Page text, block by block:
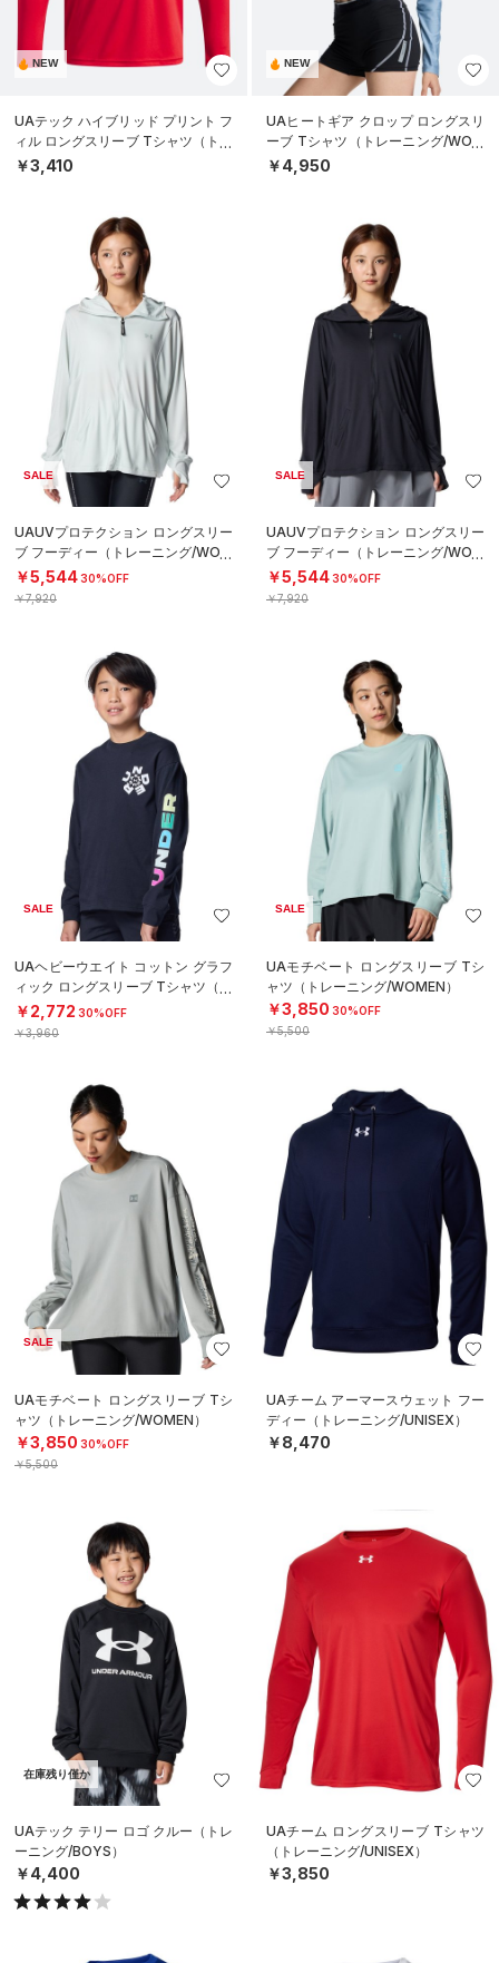
NEW
UAテック ハイブリッド プリント フ
ィル ロングスリーブ Tシャツ（トレ
ーニング/BOYS）
￥3,410
NEW
UAヒートギア クロップ ロングスリ
ーブ Tシャツ（トレーニング/WOM
EN）
￥4,950
SALE
UAUVプロテクション ロングスリー
ブ フーディー（トレーニング/WOM
EN）
￥5,54430%OFF
￥7,920
SALE
UAUVプロテクション ロングスリー
ブ フーディー（トレーニング/WOM
EN）
￥5,54430%OFF
￥7,920
SALE
UAヘビーウエイト コットン グラフ
ィック ロングスリーブ Tシャツ（ト
レーニング/BOYS）
￥2,772 30%OFF
￥3,960
SALE
UAモチベート ロングスリーブ Tシ
ャツ（トレーニング/WOMEN）
￥3,850 30%OFF
￥5,500
SALE
UAモチベート ロングスリーブ Tシ
ャツ（トレーニング/WOMEN）
￥3,850 30%OFF
￥5,500
UAチーム アーマースウェット フー
ディー（トレーニング/UNISEX）
￥8,470
在庫残り僅か
UAテック テリー ロゴ クルー（トレ
ーニング/BOYS）
￥4,400
UAチーム ロングスリーブ Tシャツ
（トレーニング/UNISEX）
￥3,850